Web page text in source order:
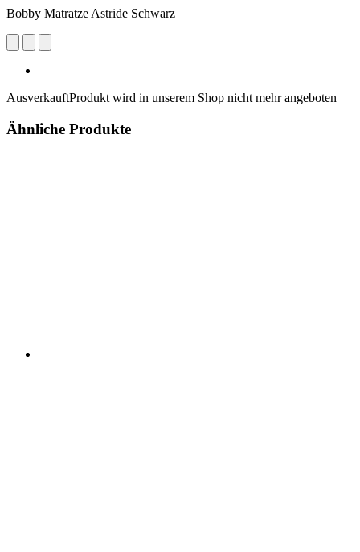
Bobby Matratze Astride Schwarz
AusverkauftProdukt wird in unserem Shop nicht mehr angeboten
Ähnliche Produkte